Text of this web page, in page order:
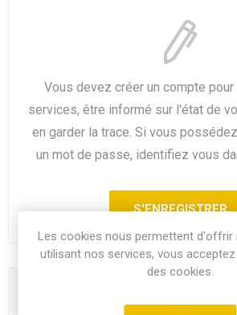
Vous devez créer un compte pour
services, être informé sur l'état de
en garder la trace. Si vous
un mot de passe, identifiez vous
Les cookies nous permettent d'offrir
utilisant nos services, vous
des cookies.